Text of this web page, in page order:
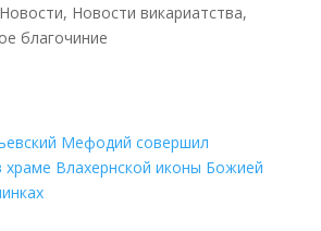
Новости, Новости викариатства,
благочиние